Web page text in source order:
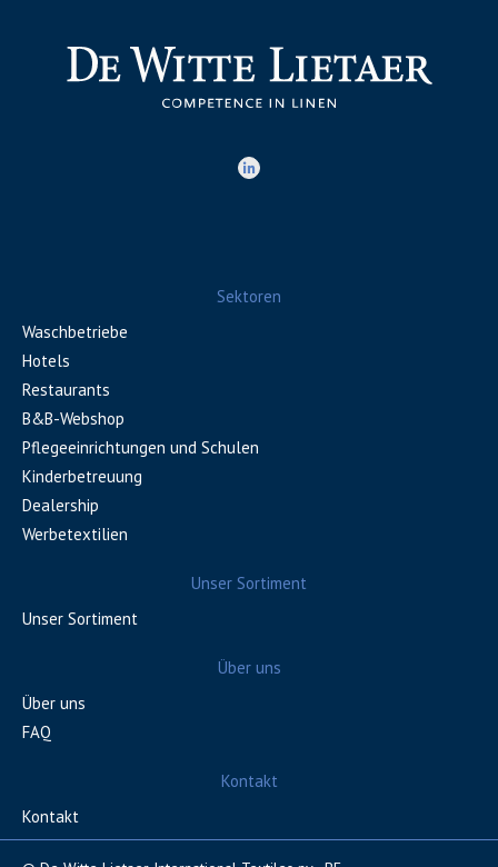
Sektoren
Waschbetriebe
Hotels
Restaurants
B&B-Webshop
Pflegeeinrichtungen und Schulen
Kinderbetreuung
Dealership
Werbetextilien
Unser Sortiment
Unser Sortiment
Über uns
Über uns
FAQ
Kontakt
Kontakt